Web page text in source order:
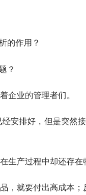
的作用？
？
企业的管理者们。
安排好，但是突
产过程中却还存
就要付出高成本